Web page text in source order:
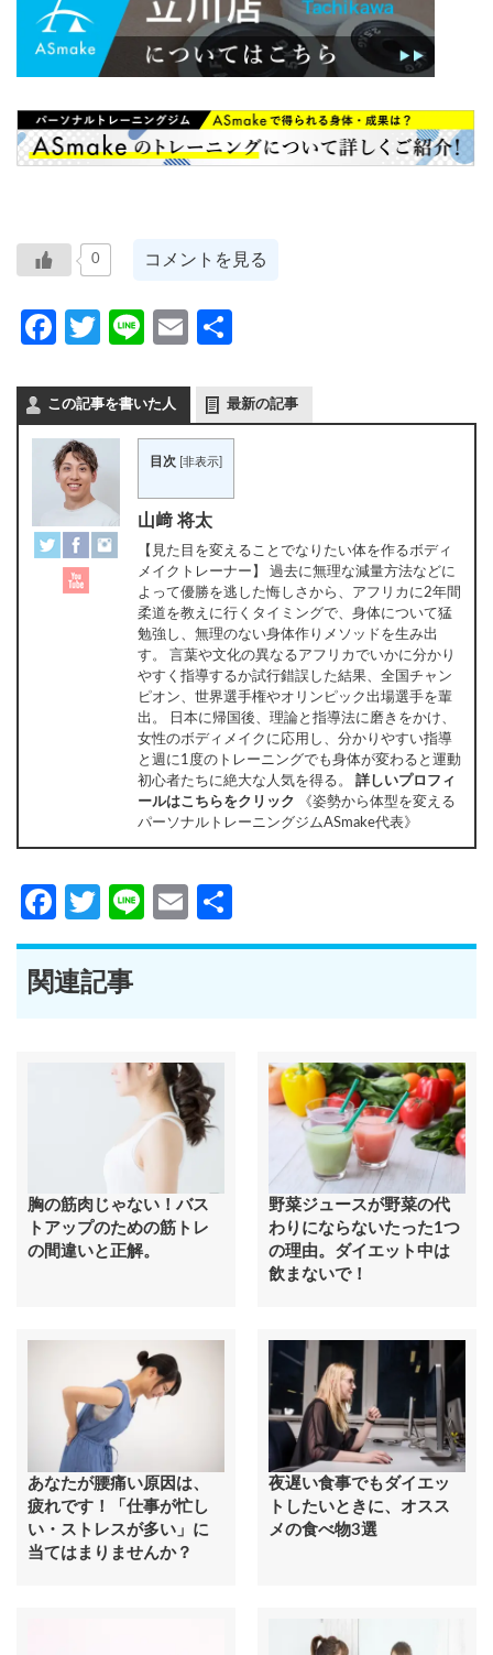
0 コメントを見る
Facebook
Twitter
LineEmail
この記事を書いた人 最新の記事
目次 非表示
山﨑 将太
【見た目を変えることでなりたい体を作るボディ
メイクトレーナー】 過去に無理な減量方法などに
よって優勝を逃した悔しさから、アフリカに2年間
柔道を教えに行くタイミングで、身体について猛
勉強し、無理のない身体作りメソッドを生み出
す。 言葉や文化の異なるアフリカでいかに分かり
やすく指導するか試行錯誤した結果、全国チャン
ピオン、世界選手権やオリンピック出場選手を輩
出。 日本に帰国後、理論と指導法に磨きをかけ、
女性のボディメイクに応用し、分かりやすい指導
と週に1度のトレーニングでも身体が変わると運動
初心者たちに絶大な人気を得る。 詳しいプロフィ
ールはこちらをクリック 《姿勢から体型を変える
パーソナルトレーニングジムASmake代表》
Facebook
Twitter
LineEmail
有
関連記事
胸の筋肉じゃない！バス
トアップのための筋トレ
の間違いと正解。
野菜ジュースが野菜の代
わりにならないたった1つ
の理由。ダイエット中は
飲まないで！
あなたが腰痛い原因は、
疲れです！「仕事が忙し
い・ストレスが多い」に
当てはまりませんか？
夜遅い食事でもダイエッ
トしたいときに、オスス
メの食べ物3選